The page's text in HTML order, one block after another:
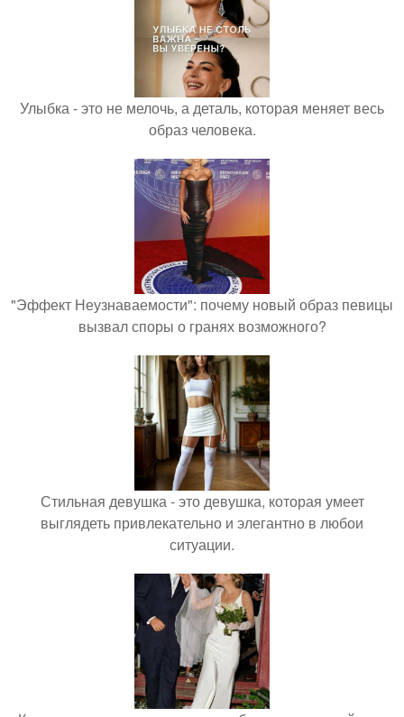
Улыбка - это не мелочь, а деталь, которая меняет весь
образ человека.
"Эффект Неузнаваемости": почему новый образ певицы
вызвал споры о гранях возможного?
Стильная девушка - это девушка, которая умеет
выглядеть привлекательно и элегантно в любои
ситуации.